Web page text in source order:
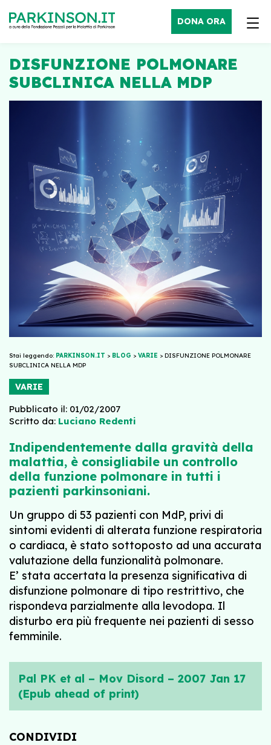
DONA ORA
DISFUNZIONE POLMONARE
SUBCLINICA NELLA MDP
Stai leggendo: PARKINSON.IT > BLOG > VARIE > DISFUNZIONE POLMONARE
SUBCLINICA NELLA MDP
VARIE
Pubblicato il: 01/02/2007
Scritto da: Luciano Redenti
Indipendentemente dalla gravità della
malattia, è consigliabile un controllo
della funzione polmonare in tutti i
pazienti parkinsoniani.
Un gruppo di 53 pazienti con MdP, privi di
sintomi evidenti di alterata funzione respiratoria
o cardiaca, è stato sottoposto ad una accurata
valutazione della funzionalità polmonare.
E’ stata accertata la presenza significativa di
disfunzione polmonare di tipo restrittivo, che
rispondeva parzialmente alla levodopa. Il
disturbo era più frequente nei pazienti di sesso
femminile.
Pal PK et al – Mov Disord – 2007 Jan 17
(Epub ahead of print)
CONDIVIDI